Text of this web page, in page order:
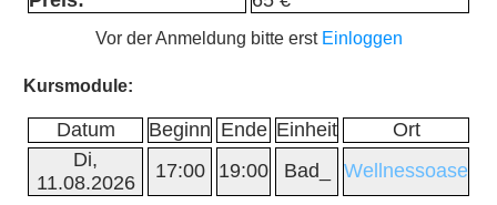
Vor der Anmeldung bitte erst Einloggen
Kursmodule:
Datum Beginn Ende Einheit
Ort
Di,
11.08.2026
17:00 19:00 Bad_ Wellnessoase